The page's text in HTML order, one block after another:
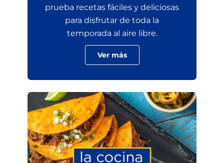
prueba recetas fáciles y deliciosas
para disfrutar de toda la
temporada al aire libre.
Ver más